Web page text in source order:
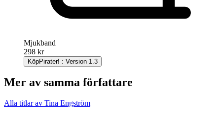
Mjukband
298 kr
KöpPirater! : Version 1.3
Mer av samma författare
Alla titlar av Tina Engström